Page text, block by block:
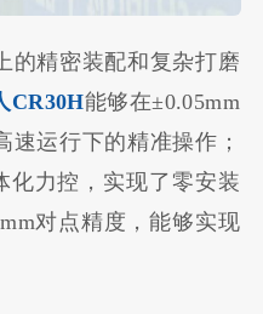
的精密装配和复杂打磨
CR30H能够在±0.05mm
速运行下的精准操作；
化力控，实现了零安装
对点精度，能够实现